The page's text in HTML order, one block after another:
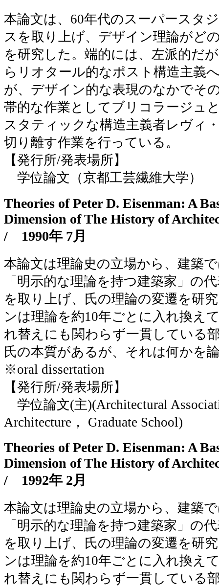
本論文は、60年代のスーパースタ
スを取り上げ、デザイン理論がど
を研究した。端的には、左派的だ
らリオタール的なポスト構造主義
が、デザイン的な表現のなかでそ
帯的な作業としてブリコラージュ
スタティックな構造主義者レヴィ
切り離す作業を行っている。
【発行所/発表場所】
学位論文（京都工芸繊維大学）
Theories of Peter D. Eisenman: A
Dimension of The History of
/ 1990年 7月
本論文は理論史の立場から、建築
「明示的な理論を持つ建築家」の
を取り上げ、氏の理論の変遷を研
ンは理論を約10年ごとに入れ換え
れ替えにも関わらず一貫している
氏の本質があるが、それは何かを
※oral dissertation
【発行所/発表場所】
学位論文(主)(Architectural
Architecture， Graduate School)
Theories of Peter D. Eisenman: A
Dimension of The History of
/ 1992年 2月
本論文は理論史の立場から、建築
「明示的な理論を持つ建築家」の
を取り上げ、氏の理論の変遷を研
ンは理論を約10年ごとに入れ換え
れ替えにも関わらず一貫している